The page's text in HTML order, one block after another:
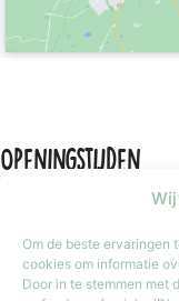
Om de beste ervaringen
cookies om informatie
Door in te stemmen met
Openingstijden
Maandag